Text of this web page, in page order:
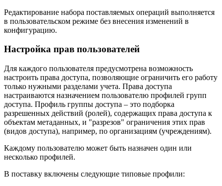
Редактирование набора поставляемых операций выполняется
в пользовательском режиме без внесения изменений в
конфигурацию.
Настройка прав пользователей
Для каждого пользователя предусмотрена возможность
настроить права доступа, позволяющие ограничить его работу
только нужными разделами учета. Права доступа
настраиваются назначением пользователю профилей групп
доступа. Профиль группы доступа – это подборка
разрешенных действий (ролей), содержащих права доступа к
объектам метаданных, и "разрезов" ограничения этих прав
(видов доступа), например, по организациям (учреждениям).
Каждому пользователю может быть назначен один или
несколько профилей.
В поставку включены следующие типовые профили: